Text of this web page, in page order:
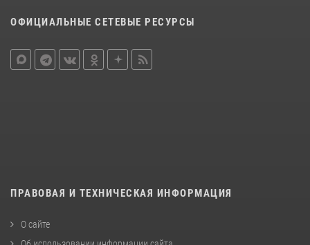
ОФИЦИАЛЬНЫЕ СЕТЕВЫЕ РЕСУРСЫ
ПРАВОВАЯ И ТЕХНИЧЕСКАЯ ИНФОРМАЦИЯ
О сайте